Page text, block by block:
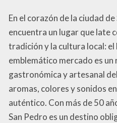
En el corazón de la ciudad
encuentra un lugar que late
tradición y la cultura local:
emblemático mercado es
gastronómica y artesanal
aromas, colores y sonidos
auténtico. Con más de 50
San Pedro es un destino